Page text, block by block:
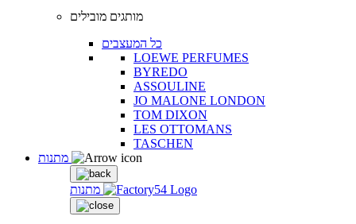
מותגים מובילים
כל המעצבים
LOEWE PERFUMES
BYREDO
ASSOULINE
JO MALONE LONDON
TOM DIXON
LES OTTOMANS
TASCHEN
מתנות